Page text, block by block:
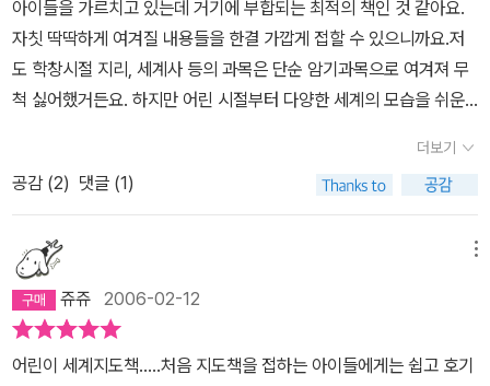
아이들을 가르치고 있는데 거기에 부합되는 최적의 책인 것 같아요.
자칫 딱딱하게 여겨질 내용들을 한결 가깝게 접할 수 있으니까요.저
도 학창시절 지리, 세계사 등의 과목은 단순 암기과목으로 여겨져 무
척 싫어했거든요. 하지만 어린 시절부터 다양한 세계의 모습을 쉬운
죠?세계일주로 유명한 한비야씨도 어린 시절 부모님이 보이는 곳마
다 세계지도를 붙여 놓아 넓은 세계가 한결 가깝게 여겨졌답니다.부
모와 자녀가 함께 본다면 훨씬 효과적일거예요.
더보기
공감 (2) 댓글 (1)
쥬쥬 2006-02-12
어린이 세계지도책.....처음 지도책을 접하는 아이들에게는 쉽고 호기